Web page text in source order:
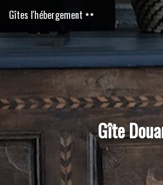
Gîtes l'hébergement
Gîte